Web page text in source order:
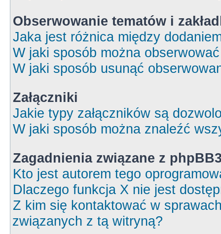
Obserwowanie tematów i
Jaka jest różnica między
W jaki sposób można
W jaki sposób usunąć
Załączniki
Jakie typy załączników są
W jaki sposób można znaleźć
Zagadnienia związane z
Kto jest autorem tego
Dlaczego funkcja X nie jest
Z kim się kontaktować w
związanych z tą witryną?